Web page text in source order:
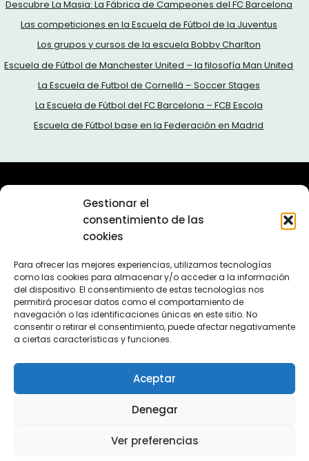
Gestionar el
consentimiento de las
cookies
Para ofrecer las mejores experiencias, utilizamos tecnologías
como las cookies para almacenar y/o acceder a la información
del dispositivo. El consentimiento de estas tecnologías nos
permitirá procesar datos como el comportamiento de
navegación o las identificaciones únicas en este sitio. No
consentir o retirar el consentimiento, puede afectar negativamente
a ciertas características y funciones.
Aceptar
Denegar
Ver preferencias
Descubre La Masia: La Fábrica de Campeones del FC Barcelona
Las competiciones en la Escuela de Fútbol de la Juventus
Los grupos y cursos de la escuela Bobby Charlton
Escuela de Fútbol de Manchester United – la filosofía Man United
La Escuela de Futbol de Cornellá – Soccer Stages
La Escuela de Fútbol del FC Barcelona – FCB Escola
Escuela de Fútbol base en la Federación en Madrid
Sobre nosotros
Política de privacidad
Política de cookies (UE)
Contacta con nosotros
En 2011 lanzamos el proyecto Escuelas de Fútbol. Más de
10 años después seguimos aquí, ofreciendole la mejor
información sobre escuelas de fútbol.
Copyright © 2011-2026 Escuelas de Fútbol